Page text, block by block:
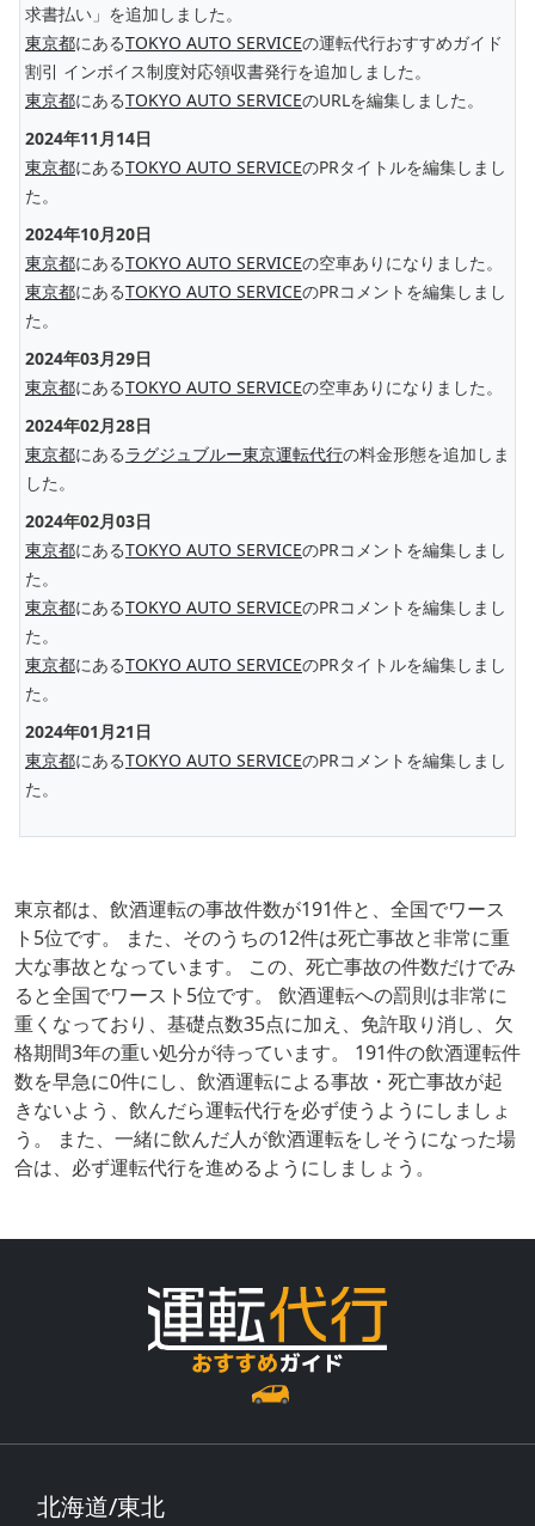
求書払い」を追加しました。
東京都にあるTOKYO AUTO SERVICEの運転代行おすすめガイド
割引 インボイス制度対応領収書発行を追加しました。
東京都にあるTOKYO AUTO SERVICEのURLを編集しました。
2024年11月14日
東京都にあるTOKYO AUTO SERVICEのPRタイトルを編集しまし
た。
2024年10月20日
東京都にあるTOKYO AUTO SERVICEの空車ありになりました。
東京都にあるTOKYO AUTO SERVICEのPRコメントを編集しまし
た。
2024年03月29日
東京都にあるTOKYO AUTO SERVICEの空車ありになりました。
2024年02月28日
東京都にあるラグジュブルー東京運転代行の料金形態を追加しま
した。
2024年02月03日
東京都にあるTOKYO AUTO SERVICEのPRコメントを編集しまし
た。
東京都にあるTOKYO AUTO SERVICEのPRコメントを編集しまし
た。
東京都にあるTOKYO AUTO SERVICEのPRタイトルを編集しまし
た。
2024年01月21日
東京都にあるTOKYO AUTO SERVICEのPRコメントを編集しまし
た。
東京都は、飲酒運転の事故件数が191件と、全国でワース
ト5位です。 また、そのうちの12件は死亡事故と非常に重
大な事故となっています。 この、死亡事故の件数だけでみ
ると全国でワースト5位です。 飲酒運転への罰則は非常に
重くなっており、基礎点数35点に加え、免許取り消し、欠
格期間3年の重い処分が待っています。 191件の飲酒運転件
数を早急に0件にし、飲酒運転による事故・死亡事故が起
きないよう、飲んだら運転代行を必ず使うようにしましょ
う。 また、一緒に飲んだ人が飲酒運転をしそうになった場
合は、必ず運転代行を進めるようにしましょう。
北海道/東北